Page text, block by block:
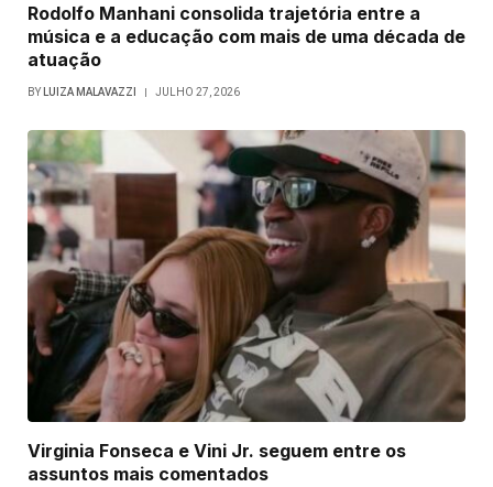
Rodolfo Manhani consolida trajetória entre a
música e a educação com mais de uma década de
atuação
BY LUIZA MALAVAZZI JULHO 27, 2026
Virginia Fonseca e Vini Jr. seguem entre os
assuntos mais comentados